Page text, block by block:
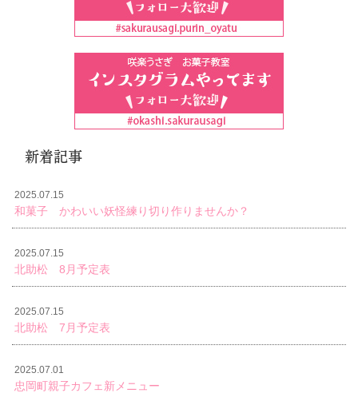
新着記事
2025.07.15
和菓子 かわいい妖怪練り切り作りませんか？
2025.07.15
北助松 8月予定表
2025.07.15
北助松 7月予定表
2025.07.01
忠岡町親子カフェ新メニュー